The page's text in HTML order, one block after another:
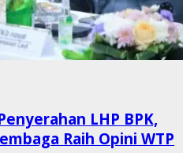
LHP BPK,
Raih Opini WTP